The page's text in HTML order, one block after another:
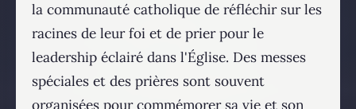
la communauté catholique de réfléchir sur les
racines de leur foi et de prier pour le
leadership éclairé dans l'Église. Des messes
spéciales et des prières sont souvent
organisées pour commémorer sa vie et son